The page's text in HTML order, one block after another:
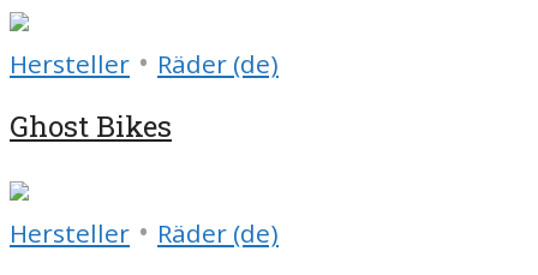
Hersteller • Räder (de)
Ghost Bikes
Hersteller • Räder (de)